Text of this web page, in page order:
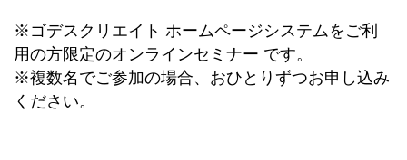
※ゴデスクリエイト ホームページシステムをご利
用の方限定のオンラインセミナー です。
※複数名でご参加の場合、おひとりずつお申し込み
ください。